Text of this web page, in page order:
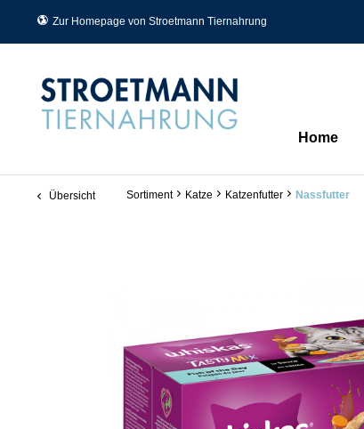
Zur Homepage von Stroetmann Tiernahrung
Home
Übersicht Sortiment Katze Katzenfutter Nassfutter